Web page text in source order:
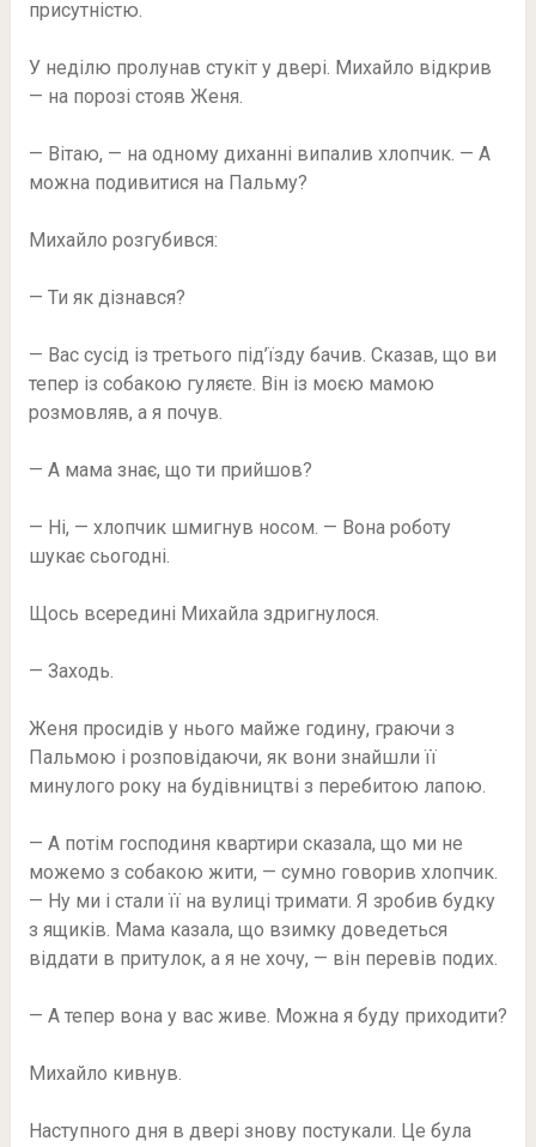
присутністю.
У неділю пролунав стукіт у двері. Михайло відкрив
— на порозі стояв Женя.
— Вітаю, — на одному диханні випалив хлопчик. — А
можна подивитися на Пальму?
Михайло розгубився:
— Ти як дізнався?
— Вас сусід із третього під’їзду бачив. Сказав, що ви
тепер із собакою гуляєте. Він із моєю мамою
розмовляв, а я почув.
— А мама знає, що ти прийшов?
— Ні, — хлопчик шмигнув носом. — Вона роботу
шукає сьогодні.
Щось всередині Михайла здригнулося.
— Заходь.
Женя просидів у нього майже годину, граючи з
Пальмою і розповідаючи, як вони знайшли її
минулого року на будівництві з перебитою лапою.
— А потім господиня квартири сказала, що ми не
можемо з собакою жити, — сумно говорив хлопчик.
— Ну ми і стали її на вулиці тримати. Я зробив будку
з ящиків. Мама казала, що взимку доведеться
віддати в притулок, а я не хочу, — він перевів подих.
— А тепер вона у вас живе. Можна я буду приходити?
Михайло кивнув.
Наступного дня в двері знову постукали. Це була